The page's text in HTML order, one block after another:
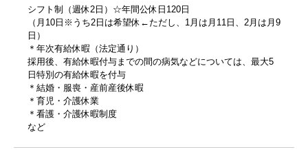
シフト制（週休2日）☆年間公休日120日
（月10日※うち2日は希望休←ただし、1月は月11日、2月は月9
日）
＊年次有給休暇（法定通り）
採用後、有給休暇付与までの間の病気などについては、最大5
日特別の有給休暇を付与
＊結婚・服喪・産前産後休暇
＊育児・介護休業
＊看護・介護休暇制度
など